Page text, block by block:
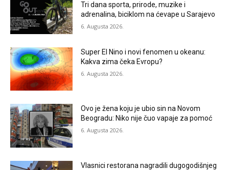
Tri dana sporta, prirode, muzike i
adrenalina, biciklom na ćevape u Sarajevo
6. Augusta 2026.
Super El Nino i novi fenomen u okeanu:
Kakva zima čeka Evropu?
6. Augusta 2026.
Ovo je žena koju je ubio sin na Novom
Beogradu: Niko nije čuo vapaje za pomoć
6. Augusta 2026.
Vlasnici restorana nagradili dugogodišnjeg